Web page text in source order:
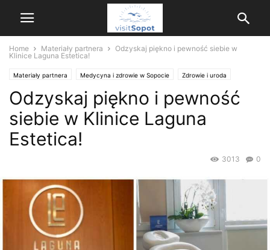
Home Materiały partnera
Odzyskaj piękno i pewność siebie w
Klinice Laguna Estetica!
Materiały partnera Medycyna i zdrowie w Sopocie Zdrowie i uroda
Odzyskaj piękno i pewność
siebie w Klinice Laguna
Estetica!
0
3013